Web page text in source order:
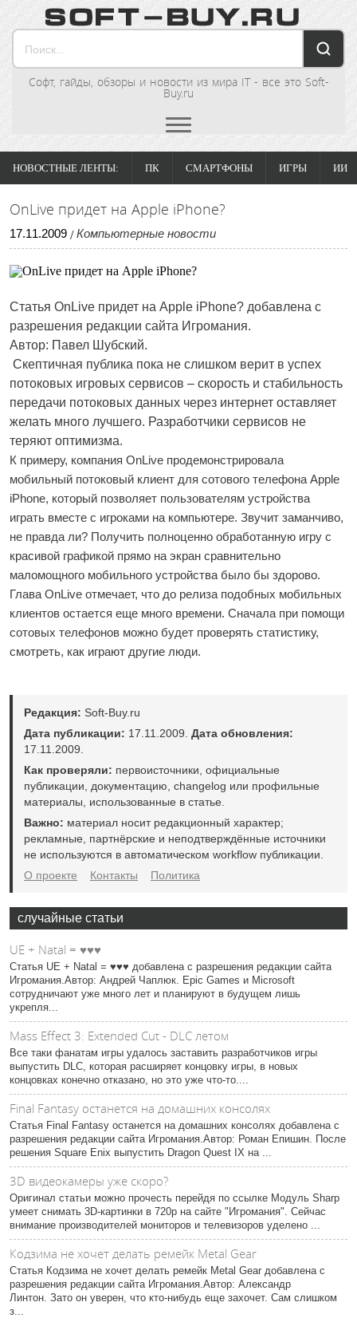
Софт, гайды, обзоры и новости из мира IT - все это Soft-
Buy.ru
НОВОСТНЫЕ ЛЕНТЫ: ПК СМАРТФОНЫ ИГРЫ ИИ
OnLive придет на Apple iPhone?
17.11.2009 / Компьютерные новости
Статья OnLive придет на Apple iPhone? добавлена с
разрешения редакции сайта Игромания.
Автор: Павел Шубский.
Скептичная публика пока не слишком верит в успех
потоковых игровых сервисов – скорость и стабильность
передачи потоковых данных через интернет оставляет
желать много лучшего. Разработчики сервисов не
теряют оптимизма.
К примеру, компания OnLive продемонстрировала
мобильный потоковый клиент для сотового телефона Apple
iPhone, который позволяет пользователям устройства
играть вместе с игроками на компьютере. Звучит заманчиво,
не правда ли? Получить полноценно обработанную игру с
красивой графикой прямо на экран сравнительно
маломощного мобильного устройства было бы здорово.
Глава OnLive отмечает, что до релиза подобных мобильных
клиентов остается еще много времени. Сначала при помощи
сотовых телефонов можно будет проверять статистику,
смотреть, как играют другие люди.
Редакция: Soft-Buy.ru
Дата публикации: 17.11.2009. Дата обновления:
17.11.2009.
Как проверяли: первоисточники, официальные
публикации, документацию, changelog или профильные
материалы, использованные в статье.
Важно: материал носит редакционный характер;
рекламные, партнёрские и неподтверждённые источники
не используются в автоматическом workflow публикации.
О проекте
Контакты Политика
случайные статьи
UE + Natal = ♥♥♥
Статья UE + Natal = ♥♥♥ добавлена с разрешения редакции сайта
Игромания.Автор: Андрей Чаплюк. Epic Games и Microsoft
сотрудничают уже много лет и планируют в будущем лишь
укрепля...
Mass Effect 3: Extended Cut - DLC летом
Все таки фанатам игры удалось заставить разработчиков игры
выпустить DLC, которая расширяет концовку игры, в новых
концовках конечно отказано, но это уже что-то....
Final Fantasy останется на домашних консолях
Статья Final Fantasy останется на домашних консолях добавлена с
разрешения редакции сайта Игромания.Автор: Роман Епишин. После
решения Square Enix выпустить Dragon Quest IX на ...
3D видеокамеры уже скоро?
Оригинал статьи можно прочесть перейдя по ссылке Модуль Sharp
умеет снимать 3D-картинки в 720р на сайте "Игромания". Сейчас
внимание производителей мониторов и телевизоров уделено ...
Кодзима не хочет делать ремейк Metal Gear
Статья Кодзима не хочет делать ремейк Metal Gear добавлена с
разрешения редакции сайта Игромания.Автор: Александр
Линтон. Зато он уверен, что кто-нибудь еще захочет. Сам слишком
з...